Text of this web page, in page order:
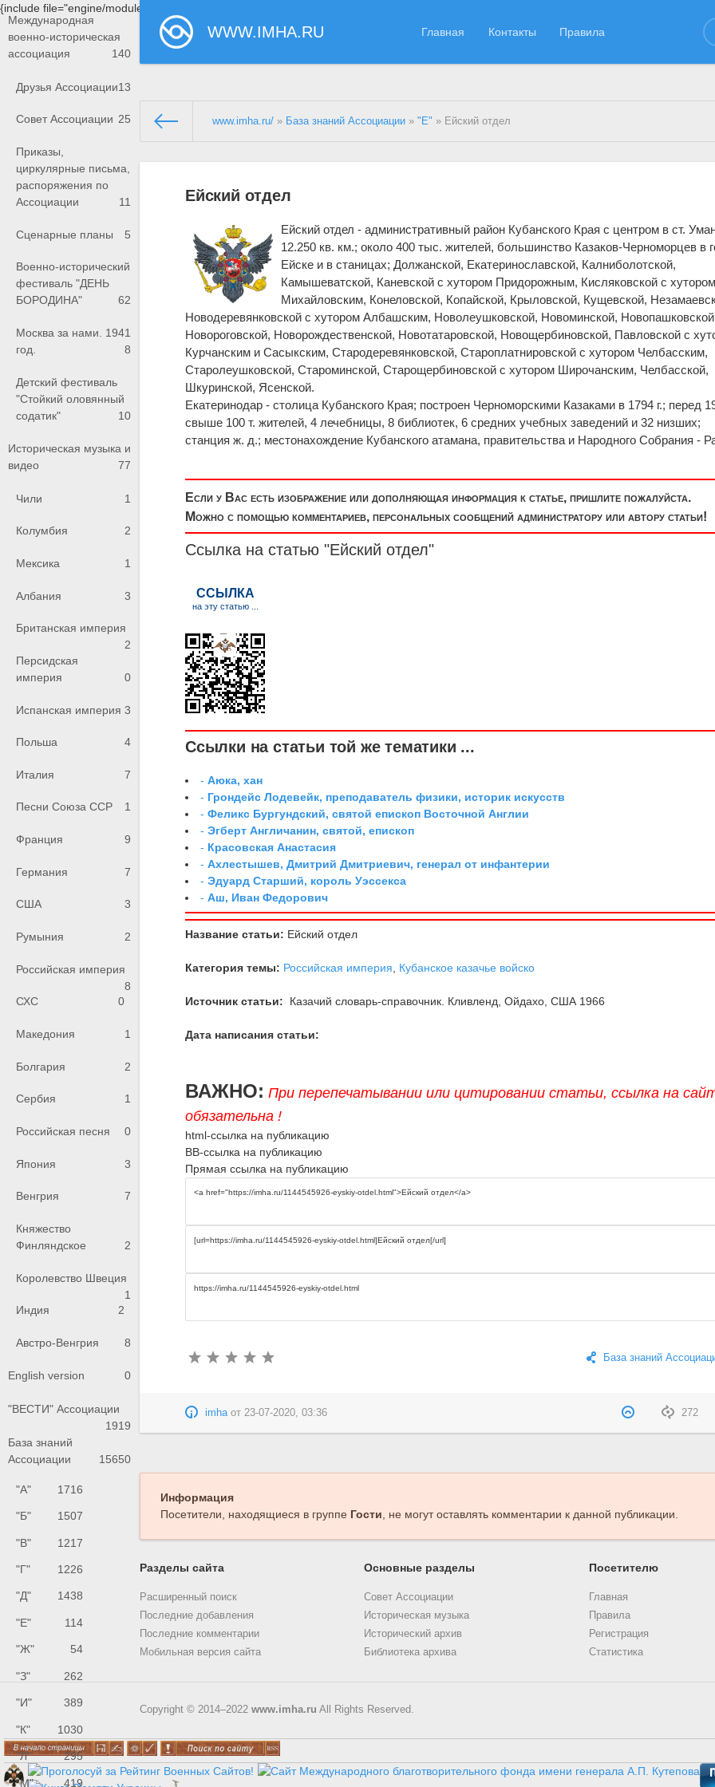
{include file="engine/modules/saperu/head.php"}
WWW.IMHA.RU Главная Контакты Правила
Международная
военно-историческая
ассоциация
140
Друзья Ассоциации13
Совет Ассоциации 25
Приказы,
циркулярные письма,
распоряжения по
Ассоциации
11
Сценарные планы 5
Военно-исторический
фестиваль "ДЕНЬ
БОРОДИНА"
62
Москва за нами. 1941
год.
8
Детский фестиваль
"Стойкий оловянный
содатик"
10
Историческая музыка и
видео
77
Чили 1
Колумбия 2
Мексика 1
Албания 3
Британская империя
2
Персидская
империя
0
Испанская империя 3
Польша 4
Италия 7
Песни Союза ССР 1
Франция 9
Германия 7
США 3
Румыния 2
Российская империя
8
СХС
0
Македония 1
Болгария 2
Сербия 1
Российская песня 0
Япония 3
Венгрия 7
Княжество
Финляндское
2
Королевство Швеция
1
Индия
2
Австро-Венгрия 8
English version 0
"ВЕСТИ" Ассоциации
1919
База знаний
Ассоциации
15650
"А" 1716
"Б" 1507
"В" 1217
"Г" 1226
"Д" 1438
"Е" 114
"Ж" 54
"З" 262
"И" 389
"К" 1030
"Л" 295
"М" 419
www.imha.ru/ » База знаний Ассоциации »"Е" » Ейский отдел
Ейский отдел
Ейский отдел - административный район Кубанского Края с центром в ст.
12.250 кв. км.; около 400 тыс. жителей, большинство Казаков-Черноморцев в
Ейске и в станицах; Должанской, Екатеринославской, Калниболотской,
Камышеватской, Каневской с хутором Придорожным, Кисляковской с хутором
Михайловским, Конеловской, Копайской, Крыловской, Кущевской,
Новодеревянковской с хутором Албашским, Новолеушковской, Новоминской,
Новороговской, Новорождественской, Новотатаровской, Новощербиновской, Павловской с
Курчанским и Сасыкским, Стародеревянковской, Староплатнировской с хутором Челбасским,
Старолеушковской, Староминской, Старощербиновской с хутором Широчанским, Челбасской,
Шкуринской, Ясенской.
Екатеринодар - столица Кубанского Края; построен Черноморскими Казаками в 1794 г.; перед
свыше 100 т. жителей, 4 лечебницы, 8 библиотек, 6 средних учебных заведений и 32 низших;
станция ж. д.; местонахождение Кубанского атамана, правительства и Народного Собрания -
Если у Вас есть изображение или дополняющая информация к статье, пришлите пожалуйста.
Можно с помощью комментариев, персональных сообщений администратору или автору статьи!
Ссылка на статью "Ейский отдел"
Ссылки на статьи той же тематики ...
-Аюка, хан
- Грондейс Лодевейк, преподаватель физики, историк искусств
-Феликс Бургундский, святой епископ Восточной Англии
-Эгберт Англичанин, святой, епископ
- Красовская Анастасия
-Ахлестышев, Дмитрий Дмитриевич, генерал от инфантерии
-Эдуард Старший, король Уэссекса
-Аш, Иван Федорович
Название статьи: Ейский отдел
Категория темы: Российская империя Кубанское казачье войско
Источник статьи: Казачий словарь-справочник. Кливленд, Ойдахо, США 1966
Дата написания статьи:
ВАЖНО: При перепечатывании или цитировании статьи, ссылка на
обязательна !
html-ссылка на публикацию
BB-ссылка на публикацию
Прямая ссылка на публикацию
База знаний
272
imhaот23-07-2020, 03:36
Информация
Посетители, находящиеся в группе Гости, не могут оставлять комментарии к данной публикации.
Разделы сайта
Расширенный поиск
Последние добавления
Последние комментарии
Мобильная версия сайта
Основные разделы
Совет Ассоциации
Историческая музыка
Исторический архив
Библиотека архива
Посетителю
Главная
Правила
Регистрация
Статистика
Copyright © 2014–2022 www.imha.ru All Rights Reserved.